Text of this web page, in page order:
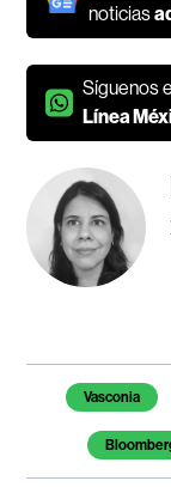
noticias
Síguenos
Línea
Temas de
Vasconia